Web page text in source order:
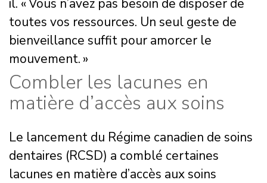
il. « Vous n’avez pas besoin de disposer de
toutes vos ressources. Un seul geste de
bienveillance suffit pour amorcer le
mouvement. »
Combler les lacunes en
matière d’accès aux soins
Le lancement du Régime canadien de soins
dentaires (RCSD) a comblé certaines
lacunes en matière d’accès aux soins